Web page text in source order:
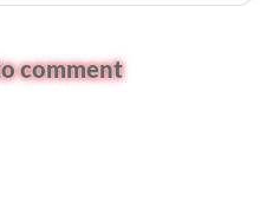
comment